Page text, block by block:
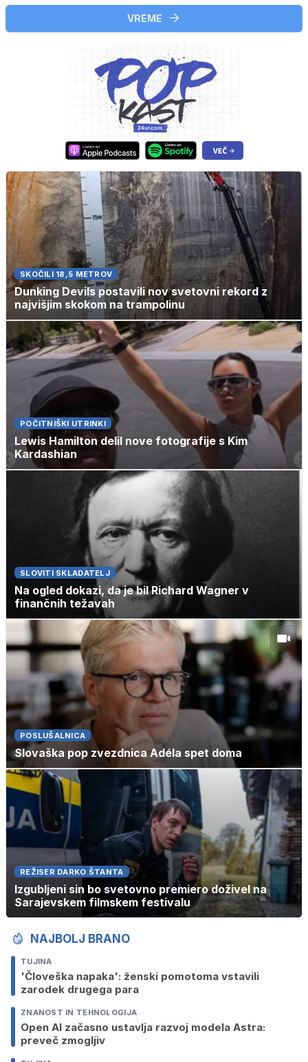
VREME
SKOČILI 18,5 METROV
Dunking Devils postavili nov svetovni rekord z
najvišjim skokom na trampolinu
POČITNIŠKI UTRINKI
Lewis Hamilton delil nove fotografije s Kim
Kardashian
SLOVITI SKLADATELJ
Na ogled dokazi, da je bil Richard Wagner v
finančnih težavah
POSLUŠALNICA
Slovaška pop zvezdnica Adéla spet doma
REŽISER DARKO ŠTANTA
Izgubljeni sin bo svetovno premiero doživel na
Sarajevskem filmskem festivalu
NAJBOLJ BRANO
TUJINA
'Človeška napaka': ženski pomotoma vstavili
zarodek drugega para
ZNANOST IN TEHNOLOGIJA
Open AI začasno ustavlja razvoj modela Astra:
preveč zmogljiv